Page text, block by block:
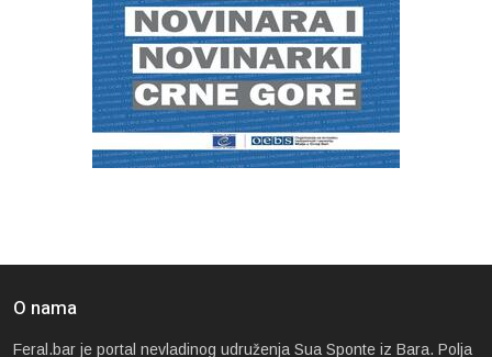
O nama
Feral.bar je portal nevladinog udruženja Sua Sponte iz Bara. Polja